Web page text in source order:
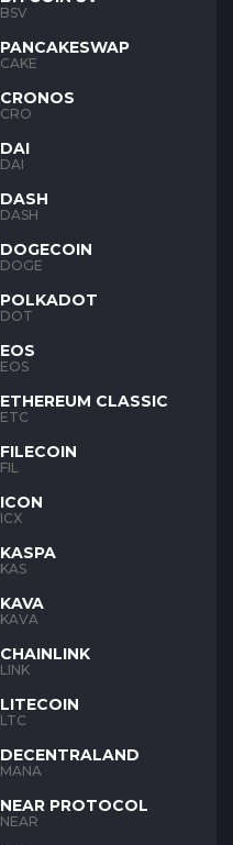
BSV
PANCAKESWAP
CAKE
CRONOS
CRO
DAI
DAI
DASH
DASH
DOGECOIN
DOGE
POLKADOT
DOT
EOS
EOS
ETHEREUM CLASSIC
ETC
FILECOIN
FIL
ICON
ICX
KASPA
KAS
KAVA
KAVA
CHAINLINK
LINK
LITECOIN
LTC
DECENTRALAND
MANA
NEAR PROTOCOL
NEAR